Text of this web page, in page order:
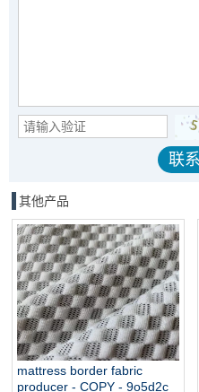
其他产品
mattress border fabric
producer - COPY - 9o5d2c